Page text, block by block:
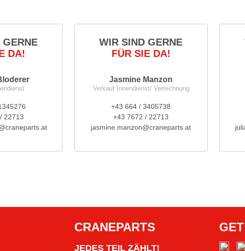
DA!
22713
WIR SIND GERNE
FÜR SIE DA!
Jasmine Manzon
Verkauf Innendienst/ Verrechnung
+43 664 / 3405738
+43 7672 / 22713
jasmine.manzon@craneparts.at
CRANEPARTS
JEDES TEIL ZÄHLT!